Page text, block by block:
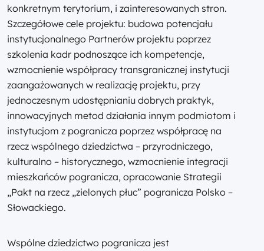
konkretnym terytorium, i zainteresowanych stron.
Szczegółowe cele projektu: budowa potencjału
instytucjonalnego Partnerów projektu poprzez
szkolenia kadr podnoszące ich kompetencje,
wzmocnienie współpracy transgranicznej instytucji
zaangażowanych w realizację projektu, przy
jednoczesnym udostępnianiu dobrych praktyk,
innowacyjnych metod działania innym podmiotom i
instytucjom z pogranicza poprzez współpracę na
rzecz wspólnego dziedzictwa – przyrodniczego,
kulturalno – historycznego, wzmocnienie integracji
mieszkańców pogranicza, opracowanie Strategii
„Pakt na rzecz „zielonych płuc” pogranicza Polsko –
Słowackiego.
Wspólne dziedzictwo pogranicza jest